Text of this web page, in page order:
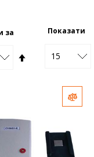
Показати
15
за
Сортувати
збільшення